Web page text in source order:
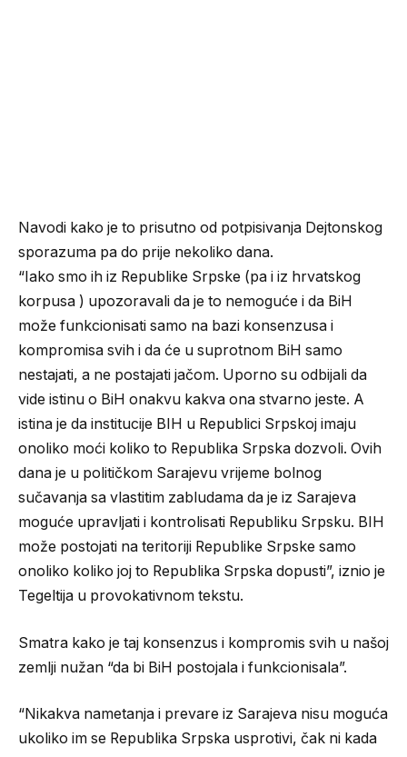
Navodi kako je to prisutno od potpisivanja Dejtonskog
sporazuma pa do prije nekoliko dana.
“Iako smo ih iz Republike Srpske (pa i iz hrvatskog
korpusa ) upozoravali da je to nemoguće i da BiH
može funkcionisati samo na bazi konsenzusa i
kompromisa svih i da će u suprotnom BiH samo
nestajati, a ne postajati jačom. Uporno su odbijali da
vide istinu o BiH onakvu kakva ona stvarno jeste. A
istina je da institucije BIH u Republici Srpskoj imaju
onoliko moći koliko to Republika Srpska dozvoli. Ovih
dana je u političkom Sarajevu vrijeme bolnog
sučavanja sa vlastitim zabludama da je iz Sarajeva
moguće upravljati i kontrolisati Republiku Srpsku. BIH
može postojati na teritoriji Republike Srpske samo
onoliko koliko joj to Republika Srpska dopusti”, iznio je
Tegeltija u provokativnom tekstu.
Smatra kako je taj konsenzus i kompromis svih u našoj
zemlji nužan “da bi BiH postojala i funkcionisala”.
“Nikakva nametanja i prevare iz Sarajeva nisu moguća
ukoliko im se Republika Srpska usprotivi, čak ni kada